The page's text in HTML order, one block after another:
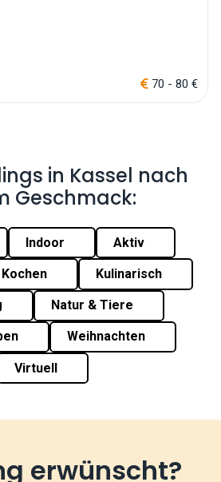
70 - 80 €
in Kassel nach
Geschmack:
Indoor Aktiv
Kochen Kulinarisch
Natur & Tiere
Weihnachten
Virtuell
erwünscht?